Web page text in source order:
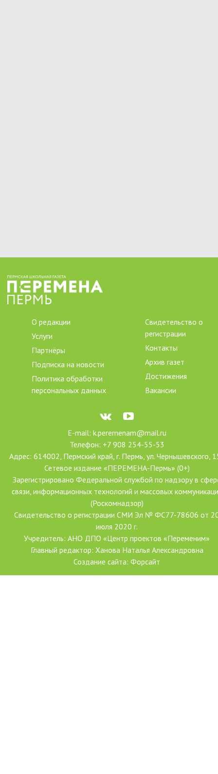
О редакции
Услуги
Партнёры
Подписка на новости
Политика обработки
персональных данных
Свидетельство о
регистрации
Контакты
Архив газет
Достижения
Вакансии
E-mail: k.peremenam@mail.ru
Телефон: +7 908 254-55-53
Адрес: 614002, Пермский край, г. Пермь, ул. Чернышевского,
Сетевое издание «ПЕРЕМЕНА-Пермь» (0+)
Зарегистрировано Федеральной службой по надзору в
связи, информационных технологий и массовых
(Роскомнадзор)
Свидетельство о регистрации СМИ Эл № ФС77-78606 от
июля 2020 г.
Учредитель: АНО ДПО «Центр проектов «Переменим»
Главный редактор: Ханова Наталья Александровна
Создание сайта: Форсайт